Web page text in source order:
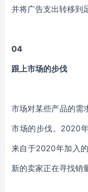
并将广告支出转移到
04
跟上市场的步伐
市场对某些产品的需
市场的步伐。2020
来自于2020年加入
新的卖家正在寻找销